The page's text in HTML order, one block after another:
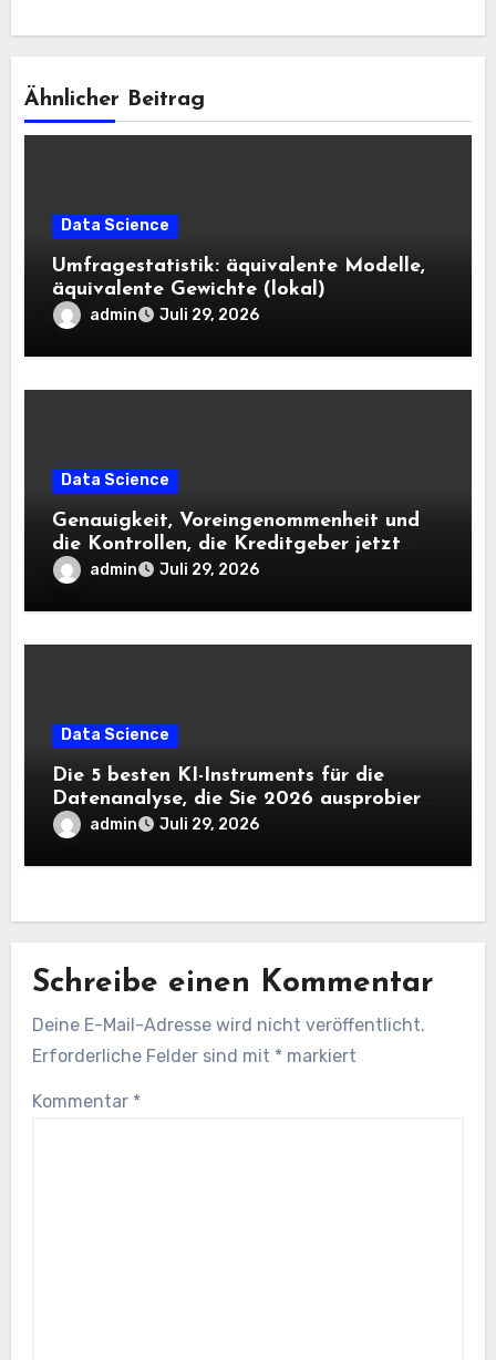
Ähnlicher Beitrag
Data Science
Umfragestatistik: äquivalente Modelle,
äquivalente Gewichte (lokal)
admin Juli 29, 2026
Data Science
Genauigkeit, Voreingenommenheit und
die Kontrollen, die Kreditgeber jetzt
benötigen |
admin Juli 29, 2026
Data Science
Die 5 besten KI-Instruments für die
Datenanalyse, die Sie 2026 ausprobieren
solltenadmin Juli 29, 2026
Schreibe einen Kommentar
Deine E-Mail-Adresse wird nicht veröffentlicht.
Erforderliche Felder sind mit * markiert
Kommentar *